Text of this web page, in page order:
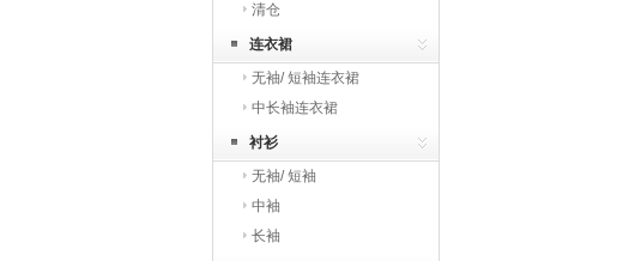
清仓
连衣裙
无袖/ 短袖连衣裙
中长袖连衣裙
衬衫
无袖/ 短袖
中袖
长袖